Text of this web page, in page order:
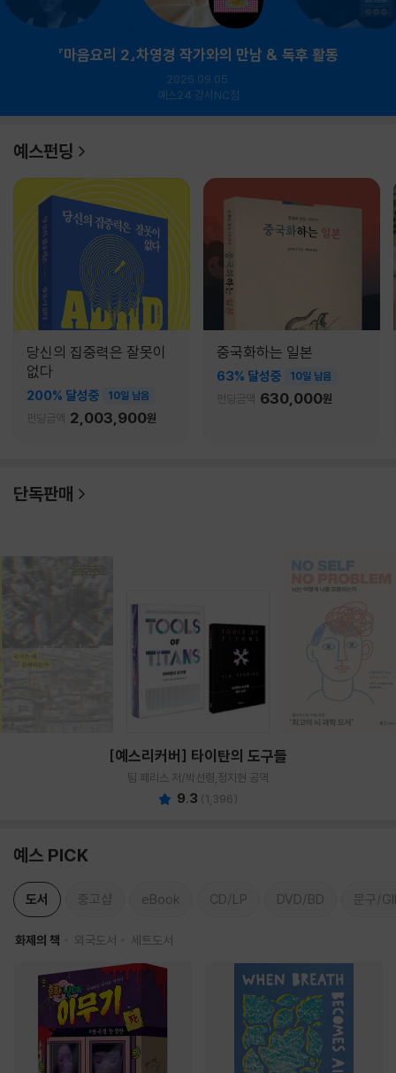
『마음요리 2』차영경 작가와의 만남 & 독후 활동
2026.09.05.
예스24 강서NC점
예스펀딩
당신의 집중력은 잘못이
없다
200% 달성중 10일 남음
펀딩금액 2,003,900원
중국화하는 일본
63% 달성중 10일 남음
펀딩금액 630,000원
단독판매
[예스리커버] 타이탄의 도구들
팀 페리스 저/박선령,정지현 공역
9.3 (1,396)
예스 PICK
도서 중고샵 eBook CD/LP DVD/BD 문구/
화제의 책 외국도서 세트도서